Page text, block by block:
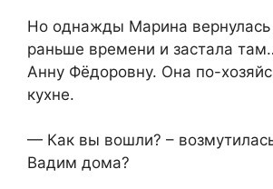
Но однажды Марина
раньше времени и застала
Анну Фёдоровну. Она по-
кухне.
— Как вы вошли? –
Вадим дома?